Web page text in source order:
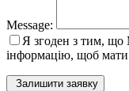
Message:
Я згоден з тим, що
інформацію, щоб мати
Залишити заявку